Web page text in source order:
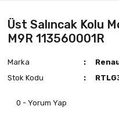
Üst Salıncak Kolu
M9R 113560001R
Marka
Stok Kodu
0 - Yorum Yap